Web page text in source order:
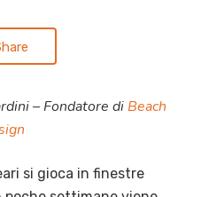
– Fondatore di Beach
si gioca in finestre